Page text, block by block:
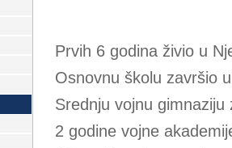
Prvih 6 godina živio u
Osnovnu školu završio
Srednju vojnu
2 godine vojne